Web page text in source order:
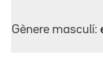
Gènere masculí: